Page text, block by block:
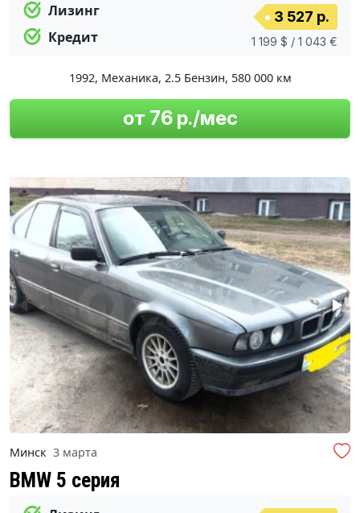
Лизинг
Кредит
3 527 р.
1 199 $ / 1 043 €
1992, Механика, 2.5 Бензин, 580 000 км
от 76 р./мес
Минск 3 марта
BMW 5 серия